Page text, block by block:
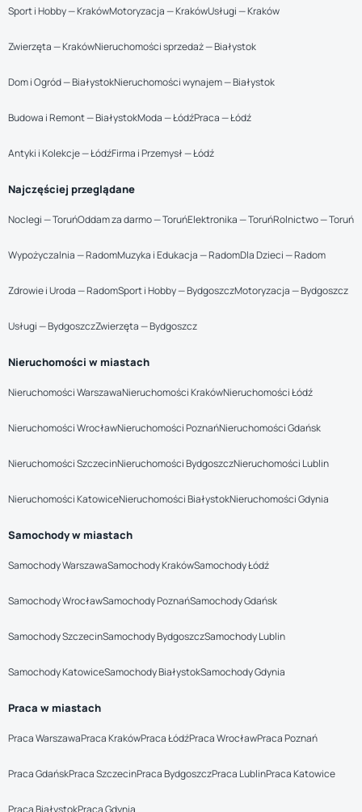
Sport i Hobby — KrakówMotoryzacja — KrakówUsługi — Kraków
Zwierzęta — KrakówNieruchomości sprzedaż — Białystok
Dom i Ogród — BiałystokNieruchomości wynajem — Białystok
Budowa i Remont — BiałystokModa — ŁódźPraca — Łódź
Antyki i Kolekcje — ŁódźFirma i Przemysł — Łódź
Najczęściej przeglądane
Noclegi — ToruńOddam za darmo — ToruńElektronika — ToruńRolnictwo — Toruń
Wypożyczalnia — RadomMuzyka i Edukacja — RadomDla Dzieci — Radom
Zdrowie i Uroda — RadomSport i Hobby — BydgoszczMotoryzacja — Bydgoszcz
Usługi — BydgoszczZwierzęta — Bydgoszcz
Nieruchomości w miastach
Nieruchomości WarszawaNieruchomości KrakówNieruchomości Łódź
Nieruchomości WrocławNieruchomości PoznańNieruchomości Gdańsk
Nieruchomości SzczecinNieruchomości BydgoszczNieruchomości Lublin
Nieruchomości KatowiceNieruchomości BiałystokNieruchomości Gdynia
Samochody w miastach
Samochody WarszawaSamochody KrakówSamochody Łódź
Samochody WrocławSamochody PoznańSamochody Gdańsk
Samochody SzczecinSamochody BydgoszczSamochody Lublin
Samochody KatowiceSamochody BiałystokSamochody Gdynia
Praca w miastach
Praca WarszawaPraca KrakówPraca ŁódźPraca WrocławPraca Poznań
Praca GdańskPraca SzczecinPraca BydgoszczPraca LublinPraca Katowice
Praca BiałystokPraca Gdynia